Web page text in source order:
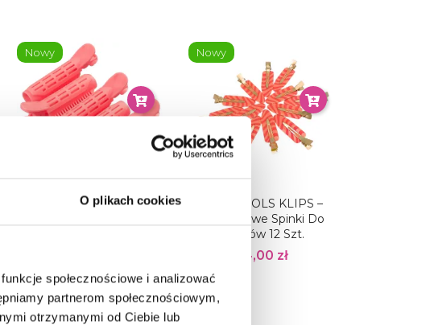
O plikach cookies
społecznościowe i analizować
partnerom społecznościowym,
otrzymanymi od Ciebie lub
ARTE TOOLS Klipsy
37,50 zł
Nowy
ARTE TOOLS KLIPS –
Bezszwowe Spinki Do
Włosów 12 Szt.
54,00 zł
Nowy